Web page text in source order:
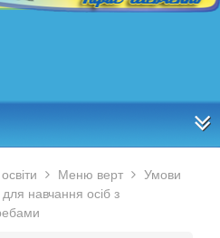
Меню верт
Умови
для навчання осіб з